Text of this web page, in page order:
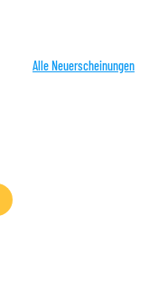
Alle Neuerscheinungen